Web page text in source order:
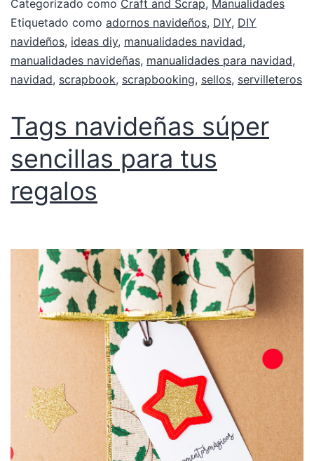
Categorizado como Craft and Scrap, Manualidades
Etiquetado como adornos navideños, DIY, DIY
navideños, ideas diy, manualidades navidad,
manualidades navideñas, manualidades para navidad,
navidad, scrapbook, scrapbooking, sellos, servilleteros
Tags navideñas súper
sencillas para tus
regalos